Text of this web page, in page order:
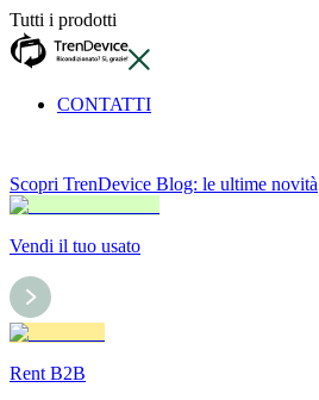
Tutti i prodotti
CONTATTI
Scopri TrenDevice Blog: le ultime novità
Vendi il tuo usato
Rent B2B